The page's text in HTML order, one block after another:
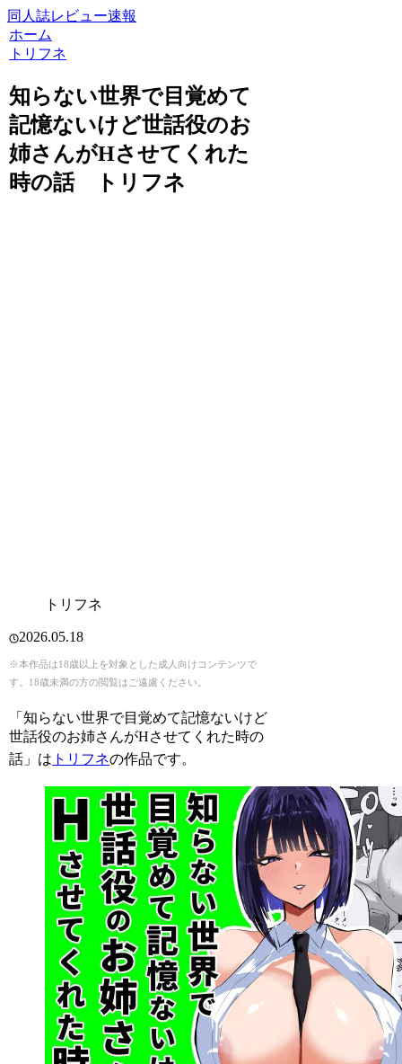
同人誌レビュー速報
ホーム
トリフネ
知らない世界で目覚めて
記憶ないけど世話役のお
姉さんがHさせてくれた
時の話 トリフネ
トリフネ
2026.05.18
※本作品は18歳以上を対象とした成人向けコンテンツで
す。18歳未満の方の閲覧はご遠慮ください。
「知らない世界で目覚めて記憶ないけど
世話役のお姉さんがHさせてくれた時の
話」は トリフネの作品です。